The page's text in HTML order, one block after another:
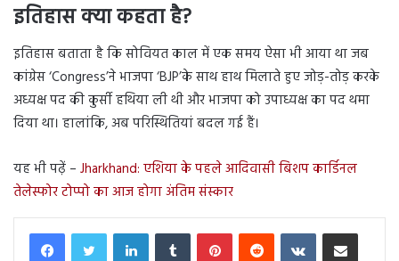
इतिहास क्या कहता है?
इतिहास बताता है कि सोवियत काल में एक समय ऐसा भी आया था जब
कांग्रेस ‘Congress’ने भाजपा ‘BJP’के साथ हाथ मिलाते हुए जोड़-तोड़ करके
अध्यक्ष पद की कुर्सी हथिया ली थी और भाजपा को उपाध्यक्ष का पद थमा
दिया था। हालांकि, अब परिस्थितियां बदल गई हैं।
यह भी पढ़ें – Jharkhand: एशिया के पहले आदिवासी बिशप कार्डिनल
तेलेस्फोर टोप्पो का आज होगा अंतिम संस्कार
LinkedInTumblr PinterestReddit VKontakteShare via Email